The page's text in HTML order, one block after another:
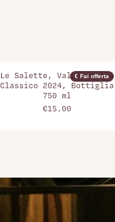
€ Fai offerta
Le Salette, Valpolicella
Classico 2024, Bottiglia
750 ml
€15.00